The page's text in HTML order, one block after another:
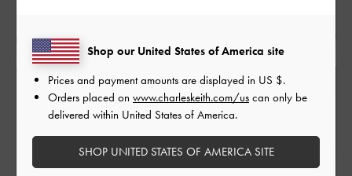
Shop our United States of America site
Prices and payment amounts are displayed in US $.
Orders placed on www.charleskeith.com/us can only be
delivered within United States of America.
SHOP UNITED STATES OF AMERICA SITE